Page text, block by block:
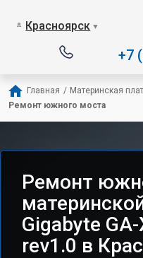
Красноярск ▼
+7
Главная / Материнская
Ремонт южного моста
Ремонт
Gigabyte
rev1.0 в